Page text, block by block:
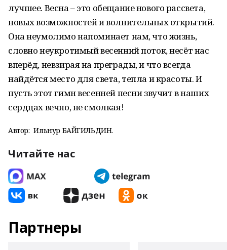
лучшее. Весна – это обещание нового рассвета,
новых возможностей и волнительных открытий.
Она неумолимо напоминает нам, что жизнь,
словно неукротимый весенний поток, несёт нас
вперёд, невзирая на преграды, и что всегда
найдётся место для света, тепла и красоты. И
пусть этот гимн весенней песни звучит в наших
сердцах вечно, не смолкая!
Автор: Ильнур БАЙГИЛЬДИН.
Читайте нас
Партнеры